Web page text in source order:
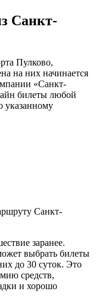
Санкт-
Пулково,
на них начинается
«Санкт-
билеты любой
указанному
Санкт-
заранее.
выбрать билеты
до 30 суток. Это
средств,
и хорошо